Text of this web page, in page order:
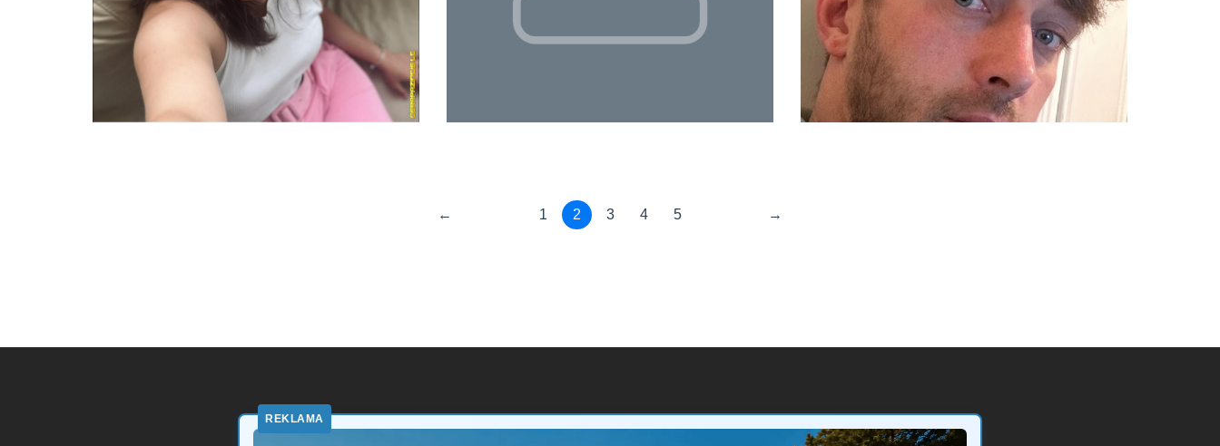
← 1 2 3 4 5 →
REKLAMA